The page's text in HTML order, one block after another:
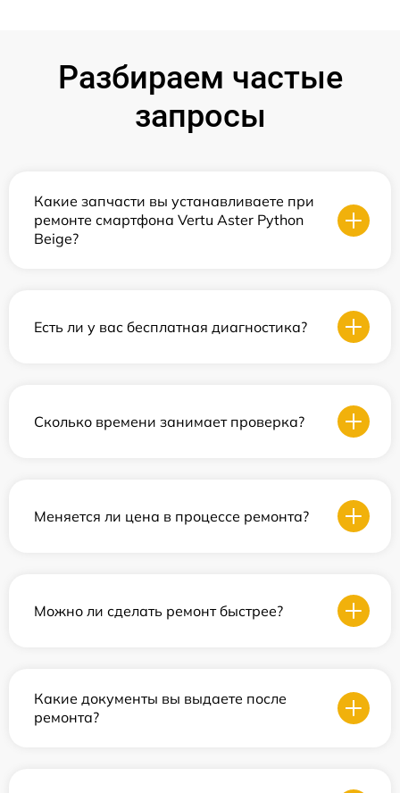
Разбираем частые
запросы
Какие запчасти вы устанавливаете при
ремонте смартфона Vertu Aster Python
Beige?
Есть ли у вас бесплатная диагностика?
Сколько времени занимает проверка?
Меняется ли цена в процессе ремонта?
Можно ли сделать ремонт быстрее?
Какие документы вы выдаете после
ремонта?